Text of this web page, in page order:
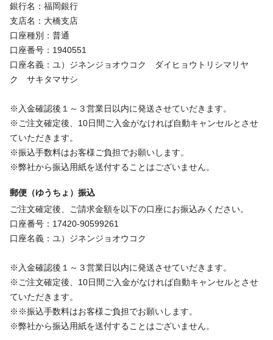
銀行名：福岡銀行
支店名：大橋支店
口座種別：普通
口座番号：1940551
口座名義：ユ）ジネンジョオウコク ダイヒョウトリシマリヤ
ク サキタマサシ
※入金確認後１～３営業日以内に発送させていだきます。
※ご注文確定後、10日間ご入金がなければ自動キャンセルとさせ
ていただきます。
※振込手数料はお客様ご負担でお願いします。
※弊社から振込用紙を送付することはございません。
郵便（ゆうちょ）振込
ご注文確定後、ご請求金額を以下の口座にお振込みください。
口座番号：17420-90599261
口座名義：ユ）ジネンジョオウコク
※入金確認後１～３営業日以内に発送させていだきます。
※ご注文確定後、10日間ご入金がなければ自動キャンセルとさせ
ていただきます。
※※振込手数料はお客様ご負担でお願いします。
※弊社から振込用紙を送付することはございません。